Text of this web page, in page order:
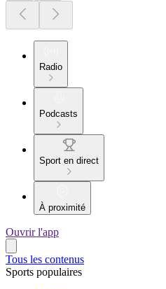
Radio
Podcasts
Sport en direct
À proximité
Ouvrir l'app
Tous les contenus
Sports populaires